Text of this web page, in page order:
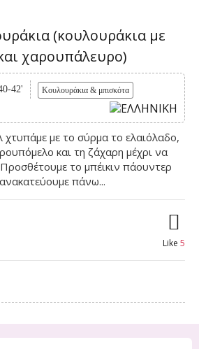
(κουλουράκια με
χαρουπάλευρο)
42' Κουλουράκια & μπισκότα
χτυπάμε με το σύρμα το ελαιόλαδο,
και τη ζάχαρη μέχρι να
το μπέικιν πάουντερ
πάνω...
Like 5